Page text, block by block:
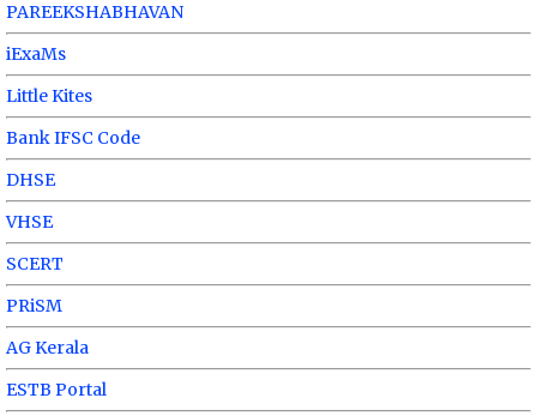
PAREEKSHABHAVAN
iExaMs
Little Kites
Bank IFSC Code
DHSE
VHSE
SCERT
PRiSM
AG Kerala
ESTB Portal